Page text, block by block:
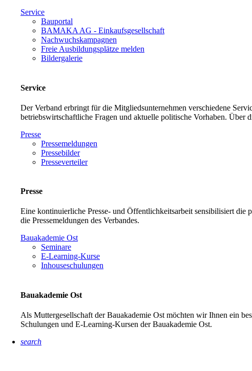
Service
Bauportal
BAMAKA AG - Einkaufsgesellschaft
Nachwuchskampagnen
Freie Ausbildungsplätze melden
Bildergalerie
Service
Der Verband erbringt für die Mitgliedsunternehmen verschiedene
betriebswirtschaftliche Fragen und aktuelle politische Vorhaben.
Presse
Pressemeldungen
Pressebilder
Presseverteiler
Presse
Eine kontinuierliche Presse- und Öffentlichkeitsarbeit sensibilisiert
die Pressemeldungen des Verbandes.
Bauakademie Ost
Seminare
E-Learning-Kurse
Inhouseschulungen
Bauakademie Ost
Als Muttergesellschaft der Bauakademie Ost möchten wir Ihnen ein
Schulungen und E-Learning-Kursen der Bauakademie Ost.
search